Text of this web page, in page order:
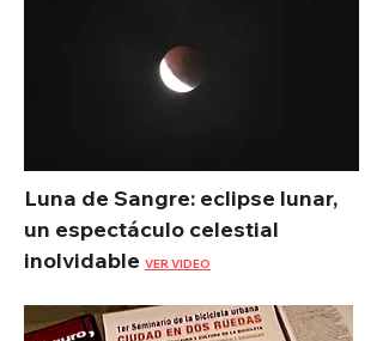
Luna de Sangre: eclipse lunar,
un espectáculo celestial
inolvidable VER VIDEO